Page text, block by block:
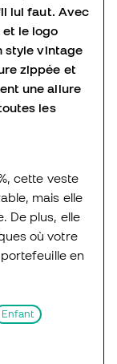
lui faut. Avec
le logo
style vintage
zippée et
une allure
les
cette veste
mais elle
De plus, elle
où votre
en
Enfant